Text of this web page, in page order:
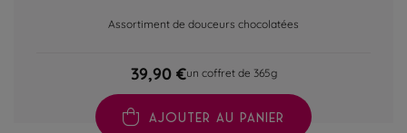
Assortiment de douceurs chocolatées
39,90 €un coffret de 365g
AJOUTER AU PANIER